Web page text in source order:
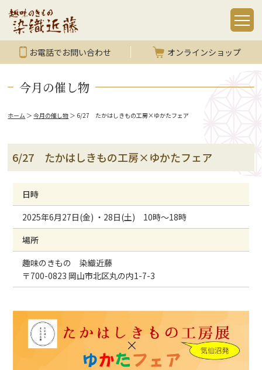
お電話でお問い合わせ オンラインショップ
今月の催し物
ホーム ＞今月の催し物 ＞ 6/27 たかはしきもの工房×ゆかたフェア
6/27 たかはしきもの工房×ゆかたフェア
日時
2025年6月27日(金) ・28日(土) 10時～18時
場所
趣味のきもの 染織近藤
〒700-0823 岡山市北区丸の内1-7-3